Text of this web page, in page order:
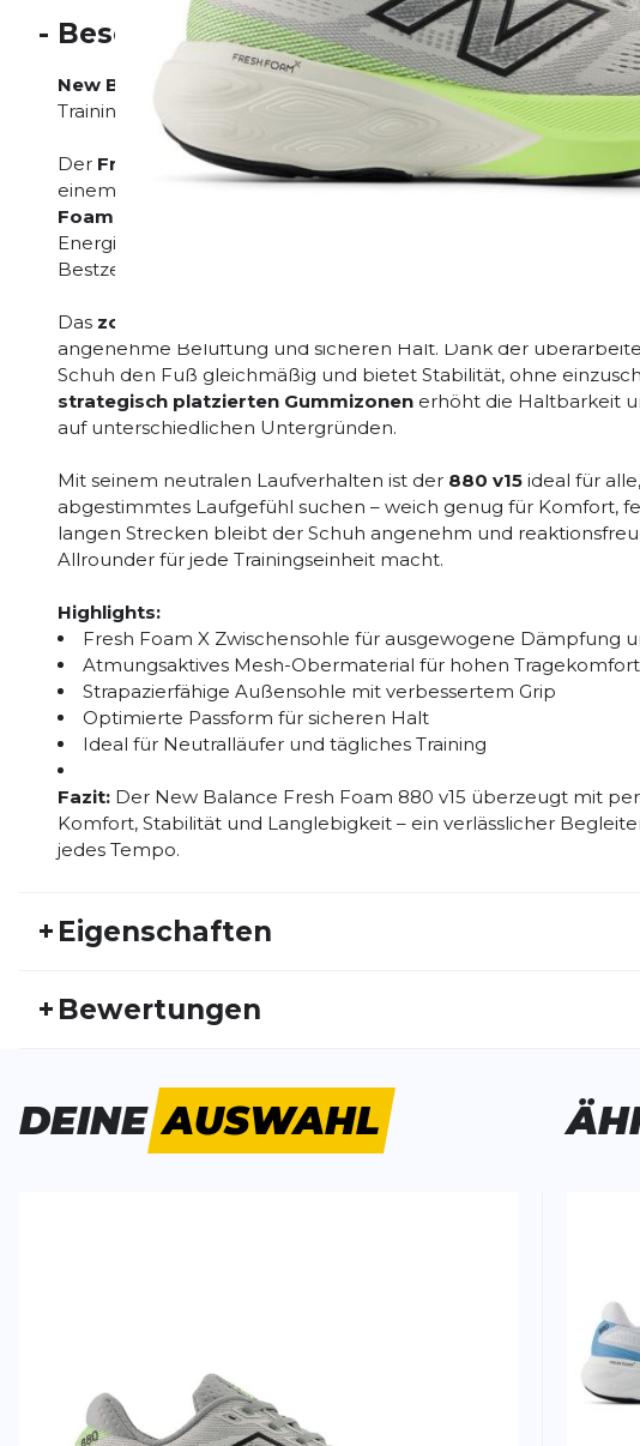
- Beschreibung
New Balance Fresh Foam 880 v15– dein verlässlicher
Training bis zum langen Wochenend-Run!
Der Fresh Foam 880 v15kombiniert ausgewogene
einem vielseitigen Laufschuh, der sich an jede Distanz und
Foam X Zwischensohle
sorgt für ein geschmeidiges,
Energierückgabe bei jedem Schritt. So läufst du komfortabel
Bestzeit jagst oder einfach Spaß am Laufen hast.
Das zonenweise konstruierte Obermaterial
aus weichem,
angenehme Belüftung und sicheren Halt. Dank der
Schuh den Fuß gleichmäßig und bietet Stabilität, ohne
strategisch platzierten Gummizonen erhöht die Haltbarkeit
auf unterschiedlichen Untergründen.
Mit seinem neutralen Laufverhalten ist der 880 v15 ideal für
abgestimmtes Laufgefühl suchen – weich genug für Komfort,
langen Strecken bleibt der Schuh angenehm und
Allrounder für jede Trainingseinheit macht.
Highlights:
Fresh Foam X Zwischensohle für ausgewogene Dämpfung
Atmungsaktives Mesh-Obermaterial für hohen Tragekomfort
Strapazierfähige Außensohle mit verbessertem Grip
Optimierte Passform für sicheren Halt
Ideal für Neutralläufer und tägliches Training
Fazit: Der New Balance Fresh Foam 880 v15 überzeugt mit
Komfort, Stabilität und Langlebigkeit – ein verlässlicher
jedes Tempo.
+ Eigenschaften
Aktivitätstyp:
Schuhdämpfung:
mittel Dynamik:
Stabilität:
mittel Breite:
+ Bewertungen
Bisher hat noch niemand dieses Produkt bewertet.
SCHREIBE EINE BEWERTUNG
Überschrift
DEINEAUSWAHL